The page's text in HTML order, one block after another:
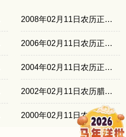
2008年02月11日农历正月初五
2006年02月11日农历正月十四
2004年02月11日农历正月廿一
2002年02月11日农历腊月三十
2000年02月11日农历正月初七